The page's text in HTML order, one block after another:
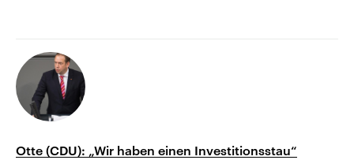
Otte (CDU): „Wir haben einen Investitionsstau“